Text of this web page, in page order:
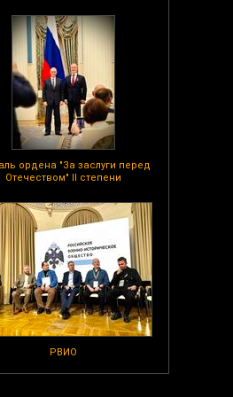
ордена "За заслуги перед
Отечеством" II степени
РВИО